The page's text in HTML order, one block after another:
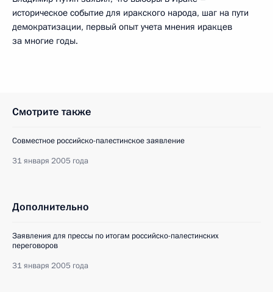
историческое событие для иракского народа, шаг на пути
демократизации, первый опыт учета мнения иракцев
за многие годы.
Смотрите также
Совместное российско-палестинское заявление
31 января 2005 года
Дополнительно
Заявления для прессы по итогам российско-палестинских
переговоров
31 января 2005 года